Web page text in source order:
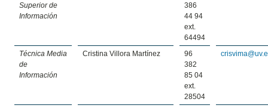
Superior de
Información
386
44 94
ext.
64494
Técnica Media
de
Información
Cristina Villora Martínez
96
382
85 04
ext.
28504